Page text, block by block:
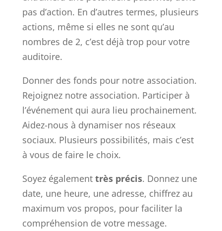
pas d’action. En d’autres termes, plusieurs
actions, même si elles ne sont qu’au
nombres de 2, c’est déjà trop pour votre
auditoire.
Donner des fonds pour notre association.
Rejoignez notre association. Participer à
l’événement qui aura lieu prochainement.
Aidez-nous à dynamiser nos réseaux
sociaux. Plusieurs possibilités, mais c’est
à vous de faire le choix.
Soyez également très précis. Donnez une
date, une heure, une adresse, chiffrez au
maximum vos propos, pour faciliter la
compréhension de votre message.